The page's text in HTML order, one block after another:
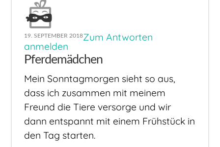
19. SEPTEMBER 2018Zum Antworten
anmelden
Pferdemädchen
Mein Sonntagmorgen sieht so aus,
dass ich zusammen mit meinem
Freund die Tiere versorge und wir
dann entspannt mit einem Frühstück in
den Tag starten.